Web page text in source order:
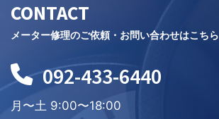
CONTACT
メーター修理のご依頼・お問い合わせはこちら
092-433-6440
月〜土 9:00〜18:00